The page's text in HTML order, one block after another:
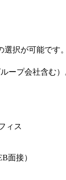
択が可能です
ープ会社含む）
ィス
面接）